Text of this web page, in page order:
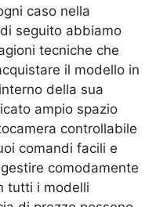
caso nella
seguito abbiamo
tecniche che
il modello in
della sua
ampio spazio
controllabile
comandi facili e
comodamente
tutti i modelli